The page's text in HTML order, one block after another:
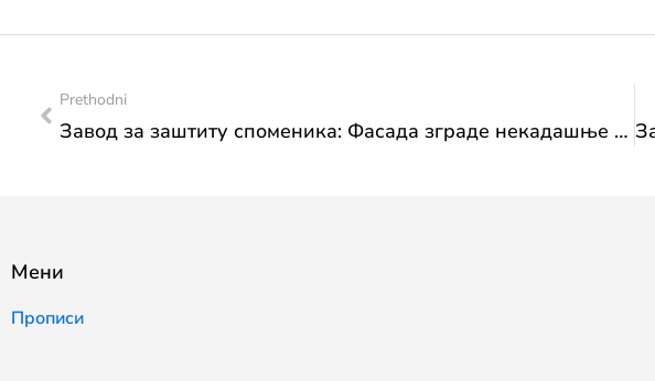
Prethodni
Завод за заштиту споменика: Фасада зграде некадашње Земљорадничке задруге у улици Браће Фејић у Мостару
Мени
Прописи